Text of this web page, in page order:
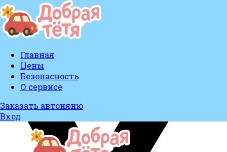
Главная
Цены
Безопасность
О сервисе
Заказать автоняню
Вход